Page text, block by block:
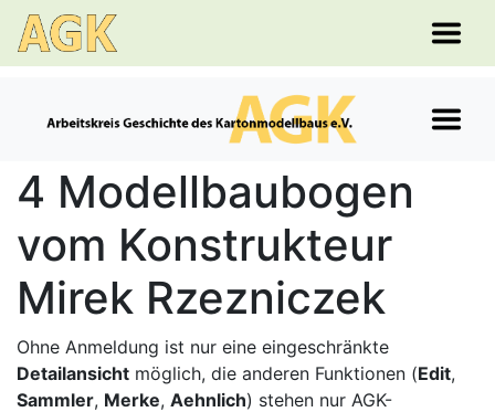
4 Modellbaubogen
vom Konstrukteur
Mirek Rzezniczek
Ohne Anmeldung ist nur eine eingeschränkte
Detailansicht möglich, die anderen Funktionen (Edit,
Sammler, Merke, Aehnlich) stehen nur AGK-